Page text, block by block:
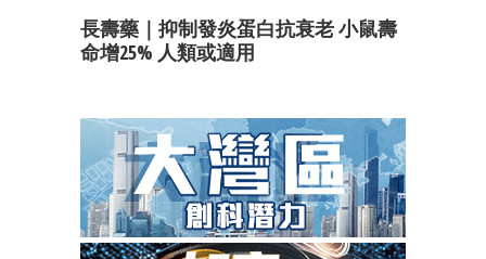
長壽藥｜抑制發炎蛋白抗衰老 小鼠壽
命增25% 人類或適用